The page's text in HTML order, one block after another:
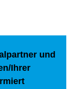
und
Ihrer